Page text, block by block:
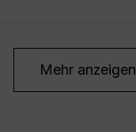
Mehr anzeigen